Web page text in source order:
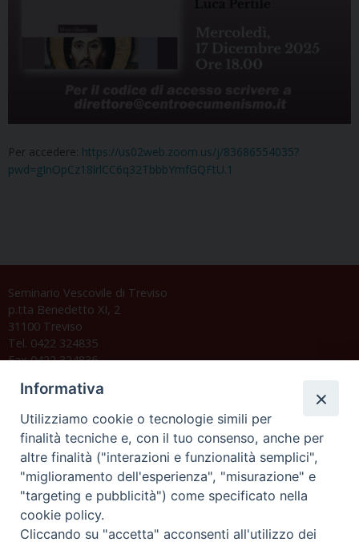
Per accedere: https://us02web.zoom.us/j/83686554035?
pwd=gInOpCz18lrlCC6q32TbbbYmfGQFtU.1
Seminario Vescovile di Treviso
p.tta Benedetto XI, 2
31100 Treviso
Tel. 0422 324835
Fax 0422 324836
Orario di segreteria
Lunedì 17.30-19.30
Martedì 17.30-19.30
Mercoledì 17.30-19.30
Informativa
Utilizziamo cookie o tecnologie simili per
finalità tecniche e, con il tuo consenso, anche per
altre finalità ("interazioni e funzionalità semplici",
"miglioramento dell'esperienza", "misurazione" e
"targeting e pubblicità") come specificato nella
cookie policy.
Cliccando su "accetta" acconsenti all'utilizzo dei